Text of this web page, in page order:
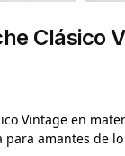
Clásico
Vintage en
para amantes de